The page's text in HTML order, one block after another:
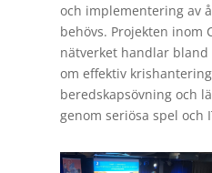
och implementering av
behövs. Projekten inom
nätverket handlar bland
om effektiv
beredskapsövning och
genom seriösa spel och